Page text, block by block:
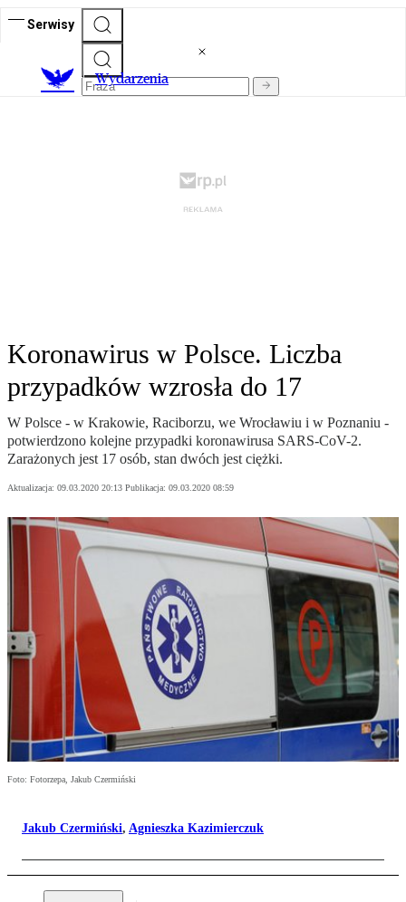
Serwisy
Wydarzenia
Koronawirus w Polsce. Liczba
przypadków wzrosła do 17
W Polsce - w Krakowie, Raciborzu, we Wrocławiu i w Poznaniu -
potwierdzono kolejne przypadki koronawirusa SARS-CoV-2.
Zarażonych jest 17 osób, stan dwóch jest ciężki.
Aktualizacja: 09.03.2020 20:13 Publikacja: 09.03.2020 08:59
Foto: Fotorzepa, Jakub Czermiński
Jakub Czermiński, Agnieszka Kazimierczuk